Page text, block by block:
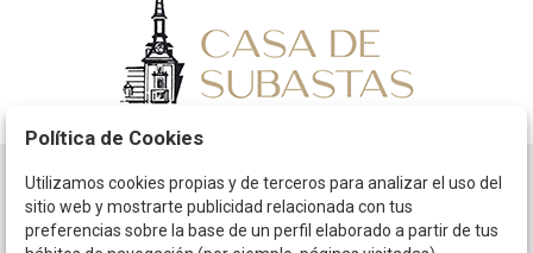
Horario
La empresa
Política de Cookies
Utilizamos cookies propias y de terceros para analizar el uso del
sitio web y mostrarte publicidad relacionada con tus
preferencias sobre la base de un perfil elaborado a partir de tus